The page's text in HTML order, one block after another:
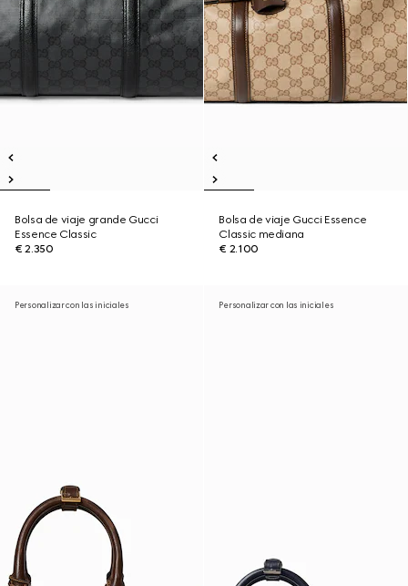
Bolsa de viaje grande Gucci
Essence Classic
€ 2.350
Bolsa de viaje Gucci Essence
Classic mediana
€ 2.100
Personalizar con las iniciales Personalizar con las iniciales